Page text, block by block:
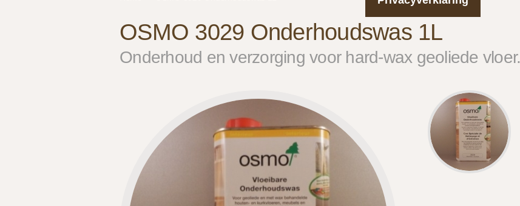
OSMO 3029 Onderhoudswas 1L
Onderhoud en verzorging voor hard-wax geoliede vloer.